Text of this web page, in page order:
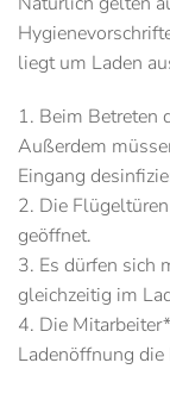
liegt um Laden
1. Beim Betreten
Außerdem
Eingang
2. Die
geöffnet.
3. Es dürfen sich
gleichzeitig im
4. Die
Ladenöffnung